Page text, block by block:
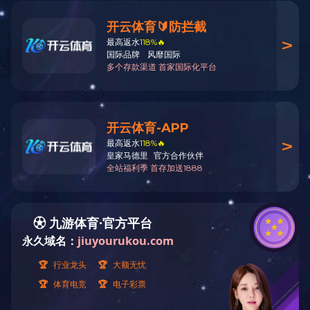
九游网页版·官方版在线入口
湖镇凤凰桥</span></p><p>电话：+8613625827117</p><p>传真：
0572-3352739</p><p>邮箱：sale01@sinylabel.com</p><p>香港办事
处：</p><p>地址：香港新界葵涌,葵昌路26-38号豪华工业大厦10楼
10A3室</p><p>电话：+852-2345-6942</p><p>传真：+852-2345-